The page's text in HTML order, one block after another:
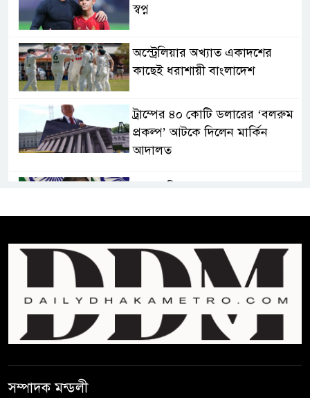
স্বপ্ন
অস্ট্রেলিয়ার অখ্যাত একাদশের
কাছেই ধরাশায়ী বাংলাদেশ
ট্রাম্পের ৪০ কোটি ডলারের ‘বলরুম
প্রকল্প’ আটকে দিলেন মার্কিন
আদালত
শেখ হাসিনা দেশে ফিরে আসুক,
গণহত্যার দায়ে কারাগারে যাক :
আইনমন্ত্রী
বিলুপ্ত হচ্ছে র‍্যাব,নতুন বাহিনী
‘স্পেশাল রেসপন্স ব্যাটালিয়ন’
সম্পাদক মন্ডলী